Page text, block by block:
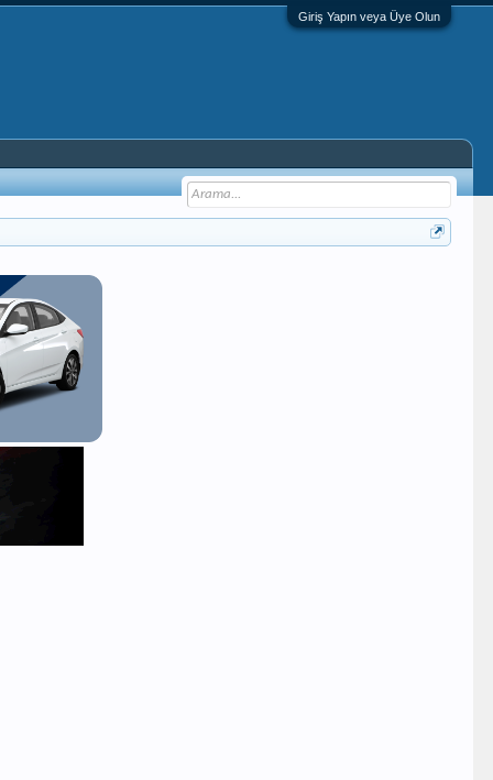
Giriş Yapın veya Üye Olun